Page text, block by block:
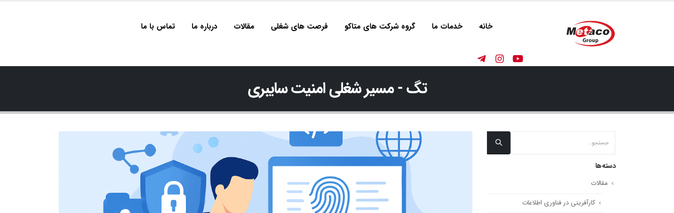
خانه خدمات ما گروه شرکت های متاکو فرصت های شغلی مقالات درباره ما تماس با ما
تگ - مسیر شغلی امنیت سایبری
دسته‌ها
مقالات
کارآفرینی در فناوری اطلاعات